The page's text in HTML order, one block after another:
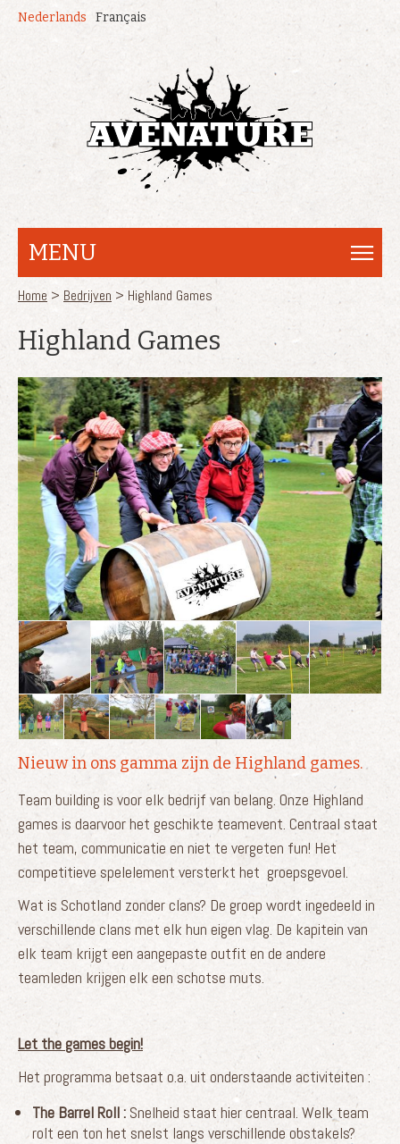
Overslaan en naar de inhoud gaan
Nederlands Français
MENU
U bent hier
Home > Bedrijven > Highland Games
Highland Games
Nieuw in ons gamma zijn de Highland games.
Team building is voor elk bedrijf van belang. Onze Highland
games is daarvoor het geschikte teamevent. Centraal staat
het team, communicatie en niet te vergeten fun! Het
competitieve spelelement versterkt het groepsgevoel.
Wat is Schotland zonder clans? De groep wordt ingedeeld in
verschillende clans met elk hun eigen vlag. De kapitein van
elk team krijgt een aangepaste outfit en de andere
teamleden krijgen elk een schotse muts.
Let the games begin!
Het programma betsaat o.a. uit onderstaande activiteiten :
The Barrel Roll : Snelheid staat hier centraal. Welk team
rolt een ton het snelst langs verschillende obstakels?